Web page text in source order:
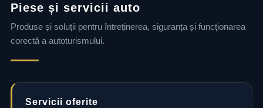
Piese și servicii auto
Produse și soluții pentru întreținerea, siguranța și funcționarea
corectă a autoturismului.
Servicii oferite